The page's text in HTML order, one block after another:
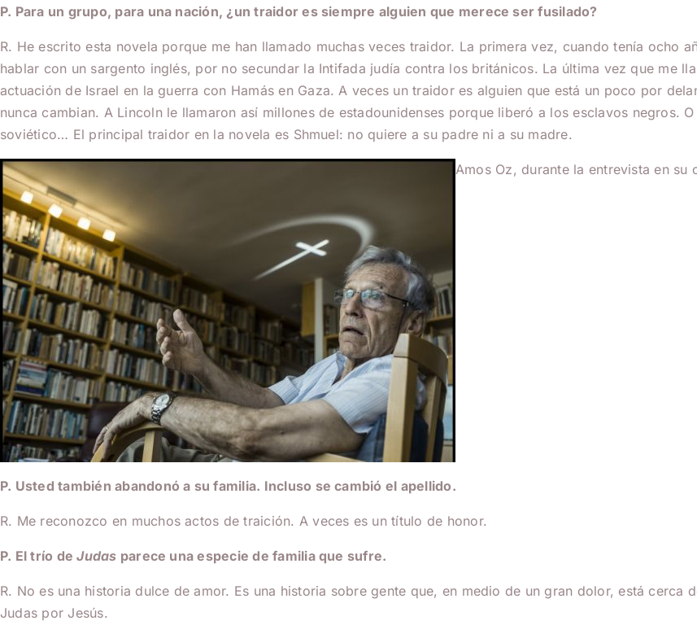
P. Para un grupo, para una nación, ¿un traidor es siempre alguien que merece ser fusilado?
R. He escrito esta novela porque me han llamado muchas veces traidor. La primera vez, cuando tenía ocho
hablar con un sargento inglés, por no secundar la Intifada judía contra los británicos. La última vez que me
actuación de Israel en la guerra con Hamás en Gaza. A veces un traidor es alguien que está un poco por
nunca cambian. A Lincoln le llamaron así millones de estadounidenses porque liberó a los esclavos negros.
soviético… El principal traidor en la novela es Shmuel: no quiere a su padre ni a su madre.
Amos Oz, durante la entrevista en su
P. Usted también abandonó a su familia. Incluso se cambió el apellido.
R. Me reconozco en muchos actos de traición. A veces es un título de honor.
P. El trío deJudas parece una especie de familia que sufre.
R. No es una historia dulce de amor. Es una historia sobre gente que, en medio de un gran dolor, está cerca
Judas por Jesús.